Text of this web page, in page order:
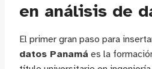
en análisis de
El primer gran paso para
datos Panamá es la